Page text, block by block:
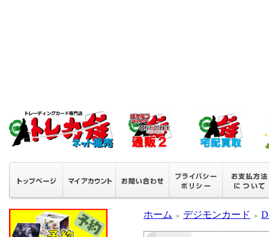
ホーム ＞ デジモンカード ＞